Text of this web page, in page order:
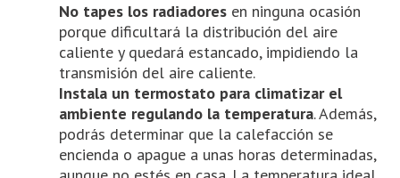
No tapes los radiadores en ninguna ocasión
porque dificultará la distribución del aire
caliente y quedará estancado, impidiendo la
transmisión del aire caliente.
Instala un termostato para climatizar el
ambiente regulando la temperatura. Además,
podrás determinar que la calefacción se
encienda o apague a unas horas determinadas,